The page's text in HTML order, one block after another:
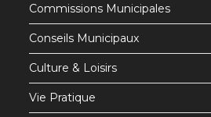
Commissions Municipales
Conseils Municipaux
Culture & Loisirs
Vie Pratique